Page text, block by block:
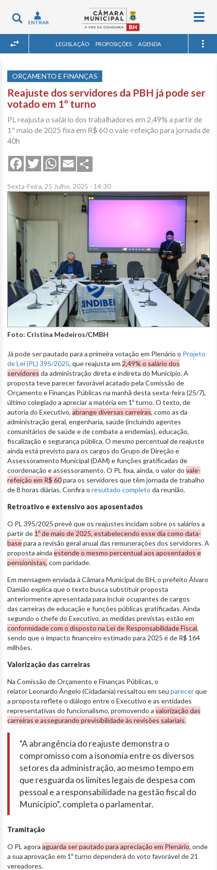
Toggle
navigation
ENTRAR
LEGISLAÇÃO PROPOSIÇÕES AGENDA
ORÇAMENTO E FINANÇAS
Reajuste dos servidores da PBH já pode ser
votado em 1º turno
PL reajusta o salário dos trabalhadores em 2,49% a partir de
1º maio de 2025 fixa em R$ 60 o vale-refeição para jornada de
40h
FacebookTwitterWhatsApp
Email
Sexta-Feira, 25 Julho, 2025 - 14:30
Foto: Cristina Medeiros/CMBH
Já pode ser pautado para a primeira votação em Plenário o Projeto
de Lei (PL) 395/2025, que reajusta em 2,49% o salário dos
servidores da administração direta e indireta do Município. A
proposta teve parecer favorável acatado pela Comissão de
Orçamento e Finanças Públicas na manhã desta sexta-feira (25/7),
último colegiado a apreciar a matéria em 1º turno. O texto, de
autoria do Executivo, abrange diversas carreiras, como as da
administração geral, engenharia, saúde (incluindo agentes
comunitários de saúde e de combate a endemias), educação,
fiscalização e segurança pública. O mesmo percentual de reajuste
ainda está previsto para os cargos do Grupo de Direção e
Assessoramento Municipal (DAM) e funções gratificadas de
coordenação e assessoramento. O PL fixa, ainda, o valor do vale-
refeição em R$ 60para os servidores que têm jornada de trabalho
de 8 horas diárias. Confira o resultado completo da reunião.
Retroativo e extensivo aos aposentados
O PL 395/2025 prevê que os reajustes incidam sobre os salários a
partir de 1º de maio de 2025, estabelecendo esse dia como data-
basepara a revisão geral anual das remunerações dos servidores. A
proposta ainda estende o mesmo percentual aos aposentados e
pensionistas, com paridade.
Em mensagem enviada à Câmara Municipal de BH, o prefeito Álvaro
Damião explica que o texto busca substituir proposta
anteriormente apresentada para incluir ocupantes de cargos
das carreiras de educação e funções públicas gratificadas. Ainda
segundo o chefe do Executivo, as medidas previstas estão em
conformidade com o disposto na Lei de Responsabilidade Fiscal,
sendo que o impacto financeiro estimado para 2025 é de R$ 164
milhões.
Valorização das carreiras
Na Comissão de Orçamento e Finanças Públicas, o
relator Leonardo Ângelo (Cidadania) ressaltou em seu parecerque
a proposta reflete o diálogo entre o Executivo e as entidades
representativas do funcionalismo, promovendo a valorização das
carreiras e assegurando previsibilidade às revisões salariais.
“A abrangência do reajuste demonstra o
compromisso com a isonomia entre os diversos
setores da administração, ao mesmo tempo em
que resguarda os limites legais de despesa com
pessoal e a responsabilidade na gestão fiscal do
Município”, completa o parlamentar.
Tramitação
O PL agora aguarda ser pautado para apreciação em Plenário, onde
a sua aprovação em 1º turno dependerá do voto favorável de 21
vereadores.